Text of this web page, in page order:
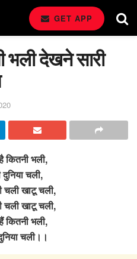
GET APP
भली देखने सारी
कितनी भली,
चली,
चली खाटू चली,
चली खाटू चली,
कितनी भली,
चली।।